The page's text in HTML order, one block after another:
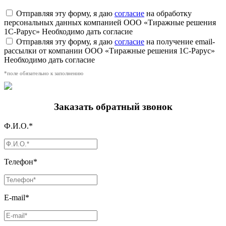
Отправляя эту форму, я даю согласие на обработку
персональных данных компанией ООО «Тиражные решения
1С-Рарус» Необходимо дать согласие
Отправляя эту форму, я даю согласие на получение email-
рассылки от компании ООО «Тиражные решения 1С-Рарус»
Необходимо дать согласие
*поле обязательно к заполнению
Заказать обратный звонок
Ф.И.О.*
Телефон*
E-mail*